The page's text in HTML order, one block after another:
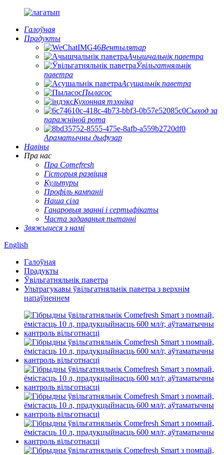
Галоўная
Прадукты
Вентылятар
Ачышчальнік паветра
Ўвільгатняльнік
паветра
Асушальнік паветра
Пыласос
Кухонная тэхніка
Сыход за
паражніной рота
Араматычны дыфузар
Навіны
Пра нас
Пра Comefresh
Гісторыя развіцця
Культуры
Профіль кампаніі
Наша сіла
Ганаровыя званні і сертыфікаты
Часта задаваныя пытанні
Звяжыцеся з намі
English
Галоўная
Прадукты
Ўвільгатняльнік паветра
Ультрагукавы ўвільгатняльнік паветра з верхнім
напаўненнем